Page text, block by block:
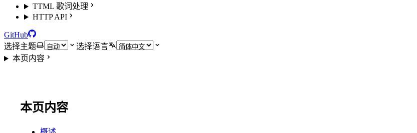
TTML 歌词处理
HTTP API
GitHub
选择主题
选择语言
本页内容
本页内容